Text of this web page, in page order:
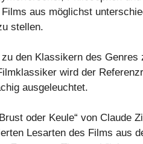
aus möglichst
stellen.
den Klassikern des
wird der
ausgeleuchtet.
oder Keule“ von Claude
Lesarten des Films aus